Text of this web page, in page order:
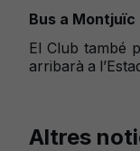
Bus a Montjuïc
El Club també
arribarà a
Altres